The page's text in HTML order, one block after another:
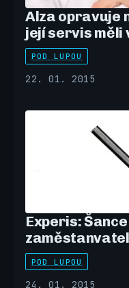
Alza opravuje
její servis měli
POD LUPOU
22. 01. 2015
Experis:
POD LUPOU
24. 01. 2015